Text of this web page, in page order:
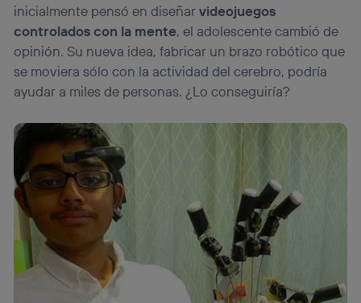
inicialmente pensó en diseñarvideojuegos
controlados con la mente, el adolescente cambió de
opinión. Su nueva idea, fabricar un brazo robótico que
se moviera sólo con la actividad del cerebro, podría
ayudar a miles de personas. ¿Lo conseguiría?